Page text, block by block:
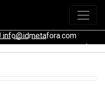
info@idmetafora.com
Next